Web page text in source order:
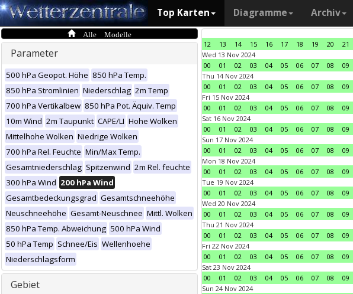
Top Karten Diagramme Archiv
Alle Modelle
Parameter
500 hPa Geopot. Höhe 850 hPa Temp.
850 hPa Stromlinien Niederschlag 2m Temp
700 hPa Vertikalbew 850 hPa Pot. Äquiv. Temp
10m Wind 2m Taupunkt CAPE/LI Hohe Wolken
Mittelhohe Wolken Niedrige Wolken
700 hPa Rel. Feuchte Min/Max Temp.
Gesamtniederschlag Spitzenwind 2m Rel. feuchte
300 hPa Wind 200 hPa Wind
Gesamtbedeckungsgrad Gesamtschneehöhe
Neuschneehöhe Gesamt-Neuschnee Mittl. Wolken
850 hPa Temp. Abweichung 500 hPa Wind
50 hPa Temp Schnee/Eis Wellenhoehe
Niederschlagsform
Gebiet
12 13 14 15 16 17 18 19 20 21
Wed 13 Nov 2024
00
01 02 03 04 05 06 07 08 09
Thu 14 Nov 2024
00
01 02 03 04 05 06 07 08 09
Fri 15 Nov 2024
00
01 02 03 04 05 06 07 08 09
Sat 16 Nov 2024
00
01 02 03 04 05 06 07 08 09
Sun 17 Nov 2024
00
01 02 03 04 05 06 07 08 09
Mon 18 Nov 2024
00
01 02 03 04 05 06 07 08 09
Tue 19 Nov 2024
00
01 02 03 04 05 06 07 08 09
Wed 20 Nov 2024
00
01 02 03 04 05 06 07 08 09
Thu 21 Nov 2024
00
01 02 03 04 05 06 07 08 09
Fri 22 Nov 2024
00
01 02 03 04 05 06 07 08 09
Sat 23 Nov 2024
00
01 02 03 04 05 06 07 08 09
Sun 24 Nov 2024